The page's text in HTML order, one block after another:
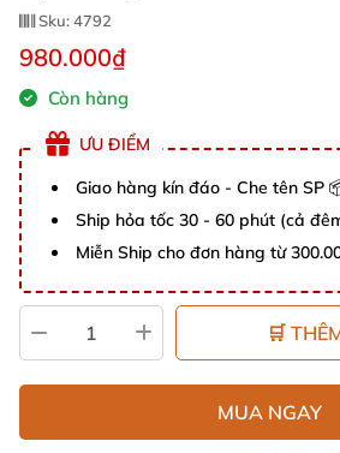
Sku:4792
980.000₫
Còn hàng
ƯU ĐIỂM
Giao hàng kín đáo - Che tên SP
Ship hỏa tốc 30 - 60 phút (cả
Miễn Ship cho đơn hàng từ
🛒
MUA NGAY